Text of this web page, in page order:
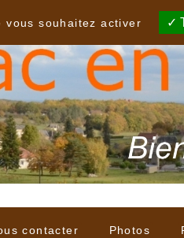
contacter Photos
vous souhaitez activer